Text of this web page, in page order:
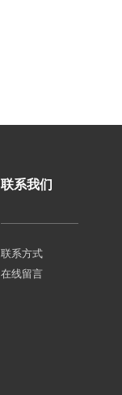
联系我们
联系方式
在线留言